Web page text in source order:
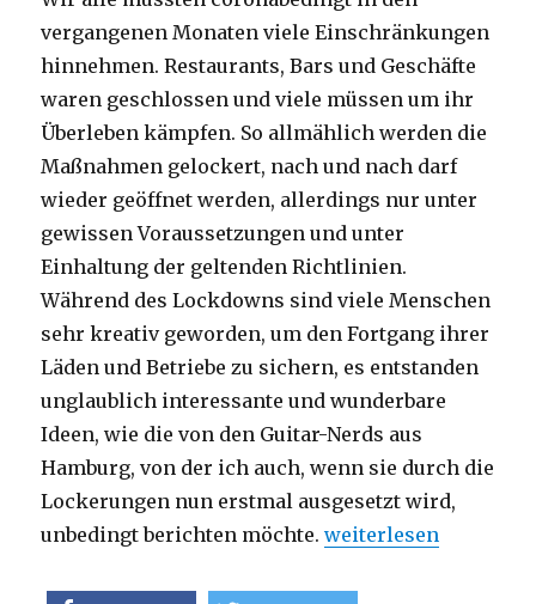
vergangenen Monaten viele Einschränkungen
hinnehmen. Restaurants, Bars und Geschäfte
waren geschlossen und viele müssen um ihr
Überleben kämpfen. So allmählich werden die
Maßnahmen gelockert, nach und nach darf
wieder geöffnet werden, allerdings nur unter
gewissen Voraussetzungen und unter
Einhaltung der geltenden Richtlinien.
Während des Lockdowns sind viele Menschen
sehr kreativ geworden, um den Fortgang ihrer
Läden und Betriebe zu sichern, es entstanden
unglaublich interessante und wunderbare
Ideen, wie die von den Guitar-Nerds aus
Hamburg, von der ich auch, wenn sie durch die
Lockerungen nun erstmal ausgesetzt wird,
unbedingt berichten möchte.„GUITARS@Home-
weiterlesen